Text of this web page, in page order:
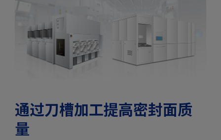
通过刀槽加工提高密封面质
量